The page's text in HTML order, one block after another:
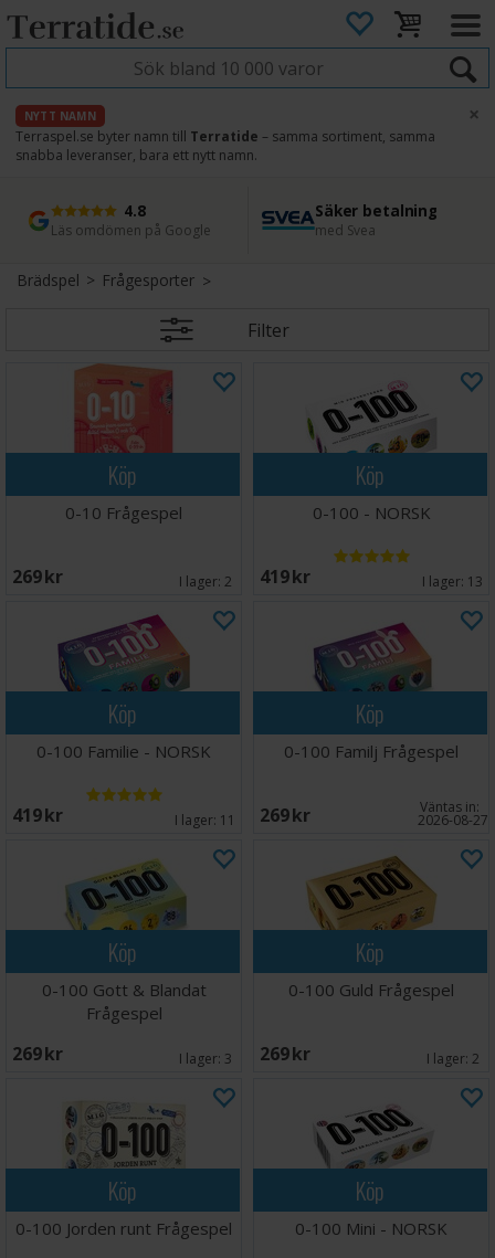
NYTT NAMN
Terraspel.se byter namn till Terratide – samma sortiment, samma
snabba leveranser, bara ett nytt namn.
×
4.8
Läs omdömen på Google
Säker betalning
med Svea
Snabb leverans
Direkt från lager
45 dagars ångerrätt
Enkel retur
Brädspel> Frågesporter
Filter
Köp
0-10 Frågespel
269 SEK I lager: 2
Köp
0-100 - NORSK
419 SEK I lager: 13
Köp
0-100 Familie - NORSK
419 SEK I lager: 11
Köp
0-100 Familj Frågespel
269 SEK Väntas in:
2026-08-27
Köp
0-100 Gott & Blandat
Frågespel
269 SEK I lager: 3
Köp
0-100 Guld Frågespel
269 SEK I lager: 2
Köp
0-100 Jorden runt Frågespel
Köp
0-100 Mini - NORSK